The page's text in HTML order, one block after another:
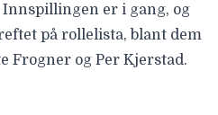
Innspillingen er i gang, og
på rollelista, blant dem
Frogner og Per Kjerstad.